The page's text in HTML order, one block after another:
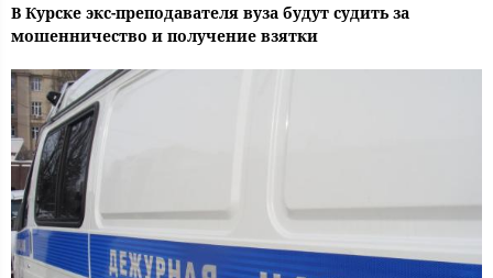
В Курске экс-преподавателя вуза будут судить за
мошенничество и получение взятки